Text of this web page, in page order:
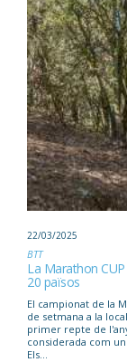
22/03/2025
BTT
La Marathon
20 països
El campionat de la
de setmana a la
primer repte de
considerada com
Els...